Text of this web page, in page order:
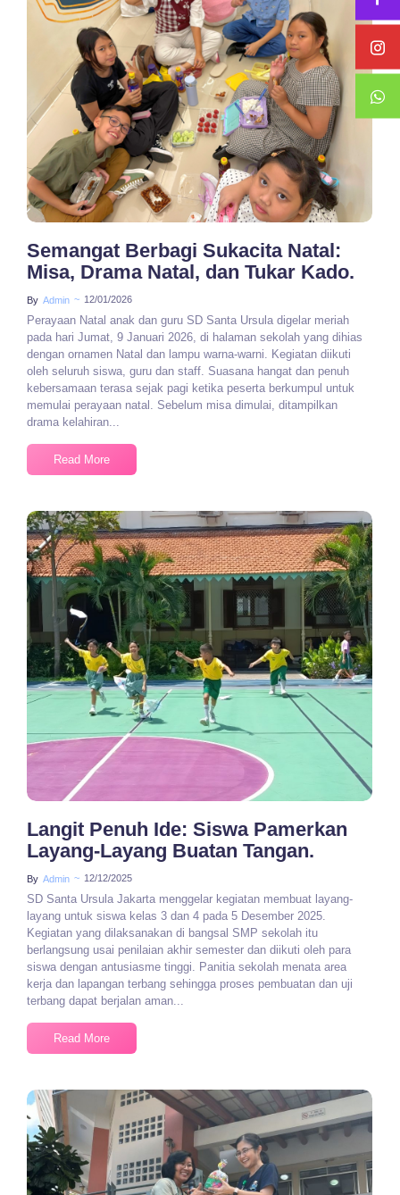
No Comments
Semangat Berbagi Sukacita Natal:
Misa, Drama Natal, dan Tukar Kado.
By Admin ~ 12/01/2026
Perayaan Natal anak dan guru SD Santa Ursula digelar meriah
pada hari Jumat, 9 Januari 2026, di halaman sekolah yang dihias
dengan ornamen Natal dan lampu warna-warni. Kegiatan diikuti
oleh seluruh siswa, guru dan staff. Suasana hangat dan penuh
kebersamaan terasa sejak pagi ketika peserta berkumpul untuk
memulai perayaan natal. Sebelum misa dimulai, ditampilkan
drama kelahiran...
Read More
No Comments
Langit Penuh Ide: Siswa Pamerkan
Layang-Layang Buatan Tangan.
By Admin ~ 12/12/2025
SD Santa Ursula Jakarta menggelar kegiatan membuat layang-
layang untuk siswa kelas 3 dan 4 pada 5 Desember 2025.
Kegiatan yang dilaksanakan di bangsal SMP sekolah itu
berlangsung usai penilaian akhir semester dan diikuti oleh para
siswa dengan antusiasme tinggi. Panitia sekolah menata area
kerja dan lapangan terbang sehingga proses pembuatan dan uji
terbang dapat berjalan aman...
Read More